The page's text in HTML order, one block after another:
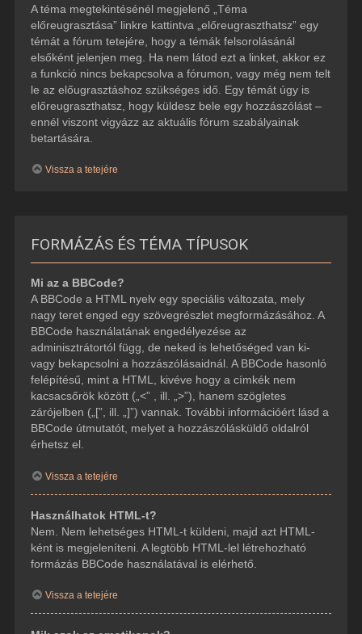
A téma megtekintésénél megjelenő „Téma
előreugrasztása” linkre kattintva „előreugraszthatsz” egy
témát a fórum tetejére, hogy a témák felsorolásánál
elsőként jelenjen meg. Ha nem látod ezt a linket, akkor ez
a funkció nincs bekapcsolva a fórumon, vagy még nem telt
le az előugrasztáshoz szükséges idő. Egy témát úgy is
előreugraszthatsz, hogy küldesz bele egy hozzászólást –
ennél viszont vigyázz az aktuális fórum szabályainak
betartására.
Vissza a tetejére
FORMÁZÁS ÉS TÉMA TÍPUSOK
Mi az a BBCode?
A BBCode a HTML nyelv egy speciális változata, mely
nagy teret enged egy szövegrészlet megformázásához. A
BBCode használatának engedélyezése az
adminisztrátortól függ, de neked is lehetőséged van ki-
vagy bekapcsolni a hozzászólásaidnál. A BBCode hasonló
felépítésű, mint a HTML, kivéve hogy a címkék nem
kacsacsőrök között („<” , ill. „>”), hanem szögletes
zárójelben („[”, ill. „]”) vannak. További információért lásd a
BBCode útmutatót, melyet a hozzászólásküldő oldalról
érhetsz el.
Vissza a tetejére
Használhatok HTML-t?
Nem. Nem lehetséges HTML-t küldeni, majd azt HTML-
ként is megjeleníteni. A legtöbb HTML-lel létrehozható
formázás BBCode használatával is elérhető.
Vissza a tetejére